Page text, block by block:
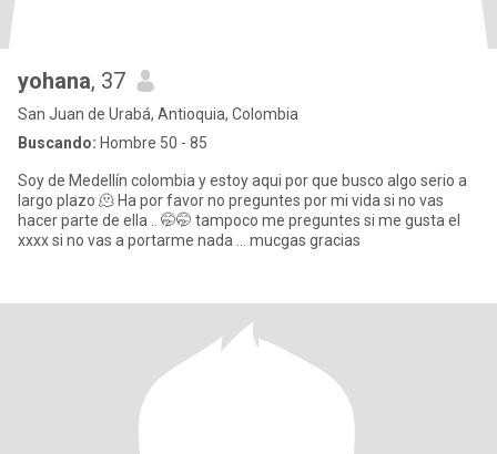
yohana, 37
San Juan de Urabá, Antioquia, Colombia
Buscando: Hombre 50 - 85
Soy de Medellín colombia y estoy aqui por que busco algo serio a
largo plazo 🫠 Ha por favor no preguntes por mi vida si no vas
hacer parte de ella .. 🤭🤭 tampoco me preguntes si me gusta el
xxxx si no vas a portarme nada ... mucgas gracias